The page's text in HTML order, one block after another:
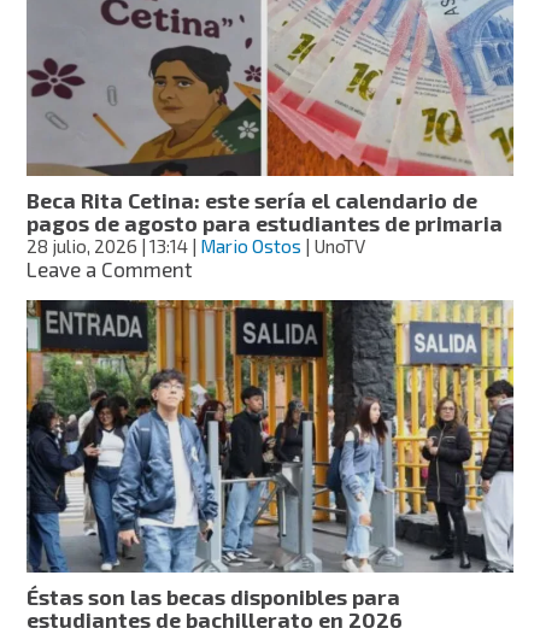
pasa
pasa
con
la
tarjeta
del
Bienestar
en
la
Beca
Rita
Beca Rita Cetina: este sería el calendario de
pagos de agosto para estudiantes de primaria
28 julio, 2026 | 13:14 | Mario Ostos | UnoTV
Leave a Commenton
Rita
Cetina:
este
sería
el
calendario
de
pagos
de
agosto
para
estudiantes
de
Éstas son las becas disponibles para
estudiantes de bachillerato en 2026